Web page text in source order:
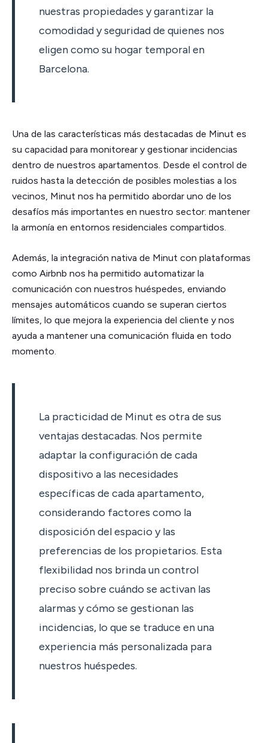
nuestras propiedades y garantizar la
comodidad y seguridad de quienes nos
eligen como su hogar temporal en
Barcelona.
Una de las características más destacadas de Minut es
su capacidad para monitorear y gestionar incidencias
dentro de nuestros apartamentos. Desde el control de
ruidos hasta la detección de posibles molestias a los
vecinos, Minut nos ha permitido abordar uno de los
desafíos más importantes en nuestro sector: mantener
la armonía en entornos residenciales compartidos.
Además, la integración nativa de Minut con plataformas
como Airbnb nos ha permitido automatizar la
comunicación con nuestros huéspedes, enviando
mensajes automáticos cuando se superan ciertos
límites, lo que mejora la experiencia del cliente y nos
ayuda a mantener una comunicación fluida en todo
momento.
La practicidad de Minut es otra de sus
ventajas destacadas. Nos permite
adaptar la configuración de cada
dispositivo a las necesidades
específicas de cada apartamento,
considerando factores como la
disposición del espacio y las
preferencias de los propietarios. Esta
flexibilidad nos brinda un control
preciso sobre cuándo se activan las
alarmas y cómo se gestionan las
incidencias, lo que se traduce en una
experiencia más personalizada para
nuestros huéspedes.